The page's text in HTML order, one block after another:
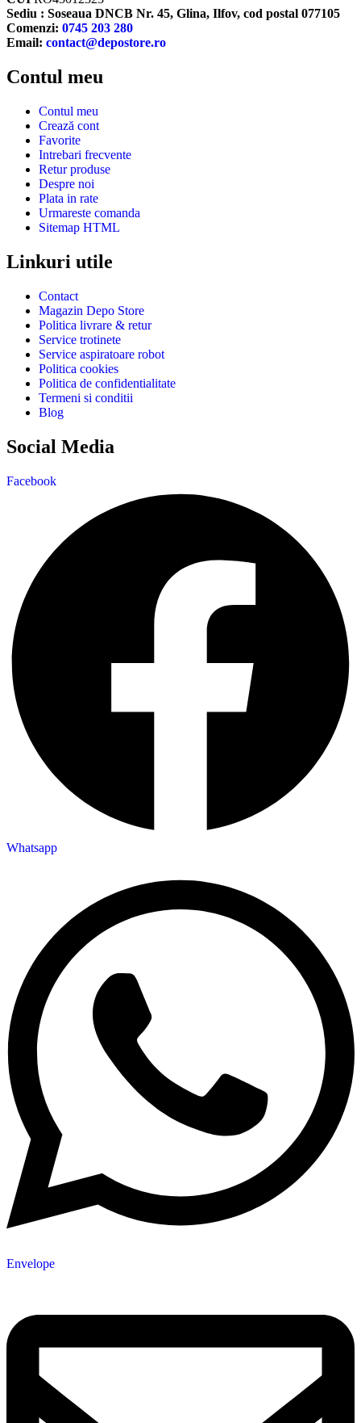
Sediu : Soseaua DNCB Nr. 45, Glina, Ilfov, cod postal 077105
Comenzi: 0745 203 280
Email: contact@depostore.ro
Contul meu
Contul meu
Crează cont
Favorite
Intrebari frecvente
Retur produse
Despre noi
Plata in rate
Urmareste comanda
Sitemap HTML
Linkuri utile
Contact
Magazin Depo Store
Politica livrare & retur
Service trotinete
Service aspiratoare robot
Politica cookies
Politica de confidentialitate
Termeni si conditii
Blog
Social Media
Facebook
Whatsapp
Envelope